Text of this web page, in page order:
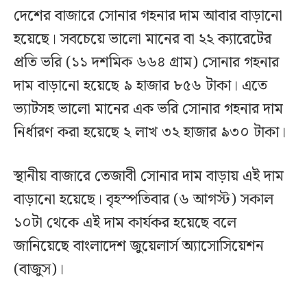
দেশের বাজারে সোনার গহনার দাম আবার বাড়ানো
হয়েছে। সবচেয়ে ভালো মানের বা ২২ ক্যারেটের
প্রতি ভরি (১১ দশমিক ৬৬৪ গ্রাম) সোনার গহনার
দাম বাড়ানো হয়েছে ৯ হাজার ৮৫৬ টাকা। এতে
ভ্যাটসহ ভালো মানের এক ভরি সোনার গহনার দাম
নির্ধারণ করা হয়েছে ২ লাখ ৩২ হাজার ৯৩০ টাকা।
স্থানীয় বাজারে তেজাবী সোনার দাম বাড়ায় এই দাম
বাড়ানো হয়েছে। বৃহস্পতিবার (৬ আগস্ট) সকাল
১০টা থেকে এই দাম কার্যকর হয়েছে বলে
জানিয়েছে বাংলাদেশ জুয়েলার্স অ্যাসোসিয়েশন
(বাজুস)।